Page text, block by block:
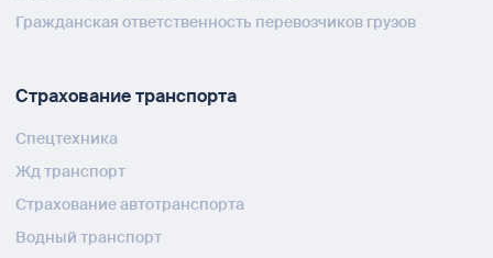
Гражданская ответственность перевозчиков грузов
Страхование транспорта
Спецтехника
Жд транспорт
Страхование автотранспорта
Водный транспорт